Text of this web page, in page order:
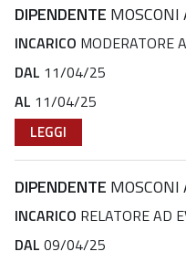
DIPENDENTE
INCARICO MODERATORE
DAL 11/04/25
AL 11/04/25
LEGGI
DIPENDENTE
INCARICO RELATORE AD
DAL 09/04/25